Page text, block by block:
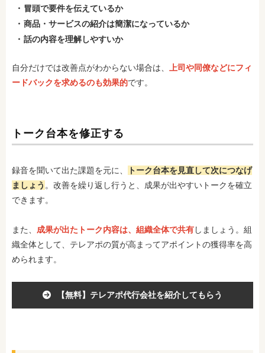
冒頭で要件を伝えているか
商品・サービスの紹介は簡潔になっているか
話の内容を理解しやすいか
自分だけでは改善点がわからない場合は、
上司や同僚などにフィ
ードバックを求めるのも効果的です。
トーク台本を修正する
録音を聞いて出た課題を元に、
トーク台本を見直して次につなげ
ましょう 。改善を繰り返し行うと、成果が出やすいトークを確立
できます。
また、 成果が出たトーク内容は、組織全体で共有しましょう。組
織全体として、テレアポの質が高まってアポイントの獲得率を高
められます。
【無料】テレアポ代行会社を紹介してもらう